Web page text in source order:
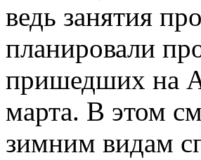
ведь занятия
планировали
пришедших на
марта. В этом
зимним видам